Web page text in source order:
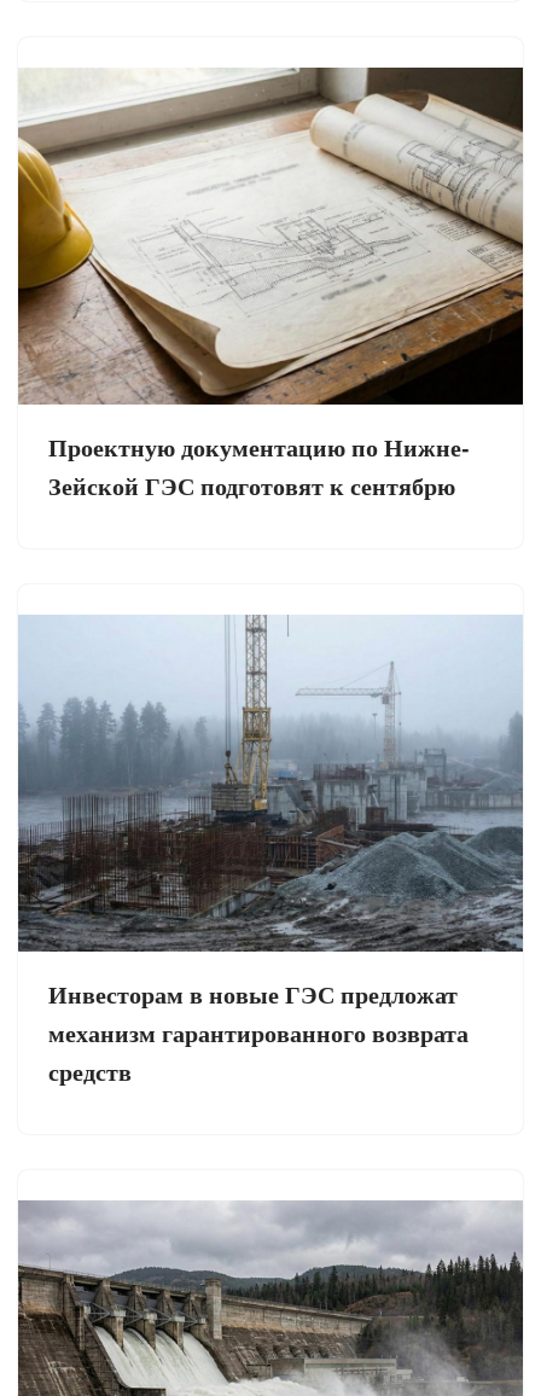
Проектную документацию по Нижне-
Зейской ГЭС подготовят к сентябрю
Инвесторам в новые ГЭС предложат
механизм гарантированного возврата
средств